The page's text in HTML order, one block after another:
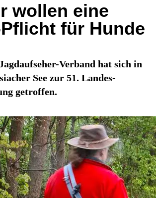
wollen eine
für Hunde
Verband hat sich in
See zur 51. Landes-
getroffen.